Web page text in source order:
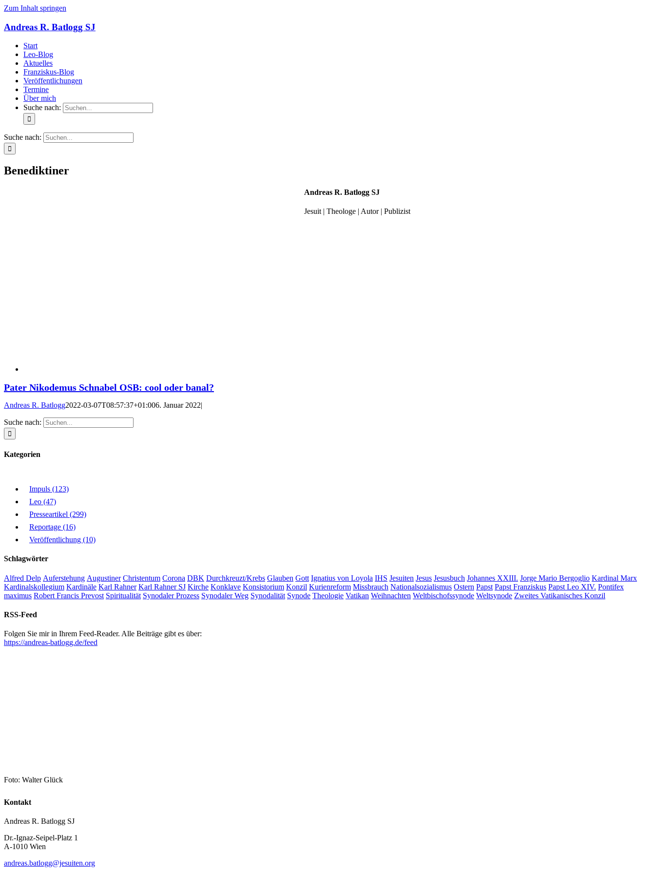
Zum Inhalt springen
Andreas R. Batlogg SJ
Start
Leo-Blog
Aktuelles
Franziskus-Blog
Veröffentlichungen
Termine
Über mich
Suche nach:
Suche nach:
Benediktiner
Pater Nikodemus Schnabel OSB: cool oder banal?
Andreas R. Batlogg2022-03-07T08:57:37+01:006. Januar 2022|
Suche nach:
Kategorien
Impuls (123)
Leo (47)
Presseartikel (299)
Reportage (16)
Veröffentlichung (10)
Schlagwörter
Alfred Delp Auferstehung Augustiner Christentum Corona DBK Durchkreuzt/Krebs Glauben Gott Ignatius von Loyola IHS Jesuiten Jesus Jesusbuch Johannes XXIII. Jorge Mario Bergoglio Kardinal Marx
Kardinalskollegium Kardinäle Karl Rahner Karl Rahner SJ Kirche Konklave Konsistorium Konzil Kurienreform Missbrauch Nationalsozialismus Ostern Papst Papst Franziskus Papst Leo XIV. Pontifex
maximus Robert Francis Prevost Spiritualität Synodaler Prozess Synodaler Weg Synodalität Synode Theologie Vatikan Weihnachten Weltbischofssynode Weltsynode Zweites Vatikanisches Konzil
RSS-Feed
Folgen Sie mir in Ihrem Feed-Reader. Alle Beiträge gibt es über:
https://andreas-batlogg.de/feed
Andreas R. Batlogg SJ
Jesuit | Theologe | Autor | Publizist
Foto: Walter Glück
Kontakt
Andreas R. Batlogg SJ
Dr.-Ignaz-Seipel-Platz 1
A-1010 Wien
andreas.batlogg@jesuiten.org